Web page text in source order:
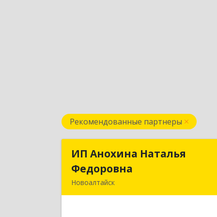
Рекомендованные партнеры
ИП Анохина Наталья
Федоровна
Новоалтайск
ИП Анохина Наталья